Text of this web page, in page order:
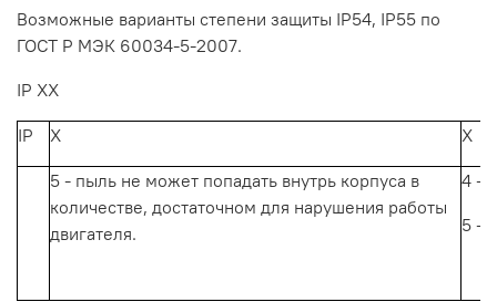
Возможные варианты степени защиты IP54, IP55 по
ГОСТ Р МЭК 60034-5-2007.
IP XX
IP Х Х
5 - пыль не может попадать внутрь корпуса в
количестве, достаточном для нарушения работы
двигателя.
4 -
5 -